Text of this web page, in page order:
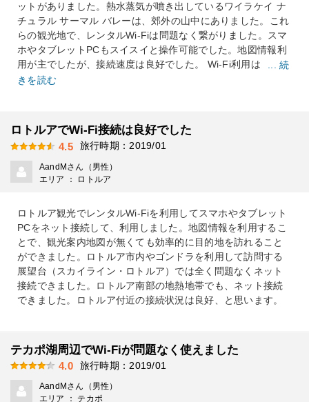
ットがありました。熱水蒸気が噴き出しているワイラケイ ナ
チュラル サーマル バレーは、郊外の山中にありました。これ
らの観光地で、レンタルWi-Fiは問題なく繋がりました。スマ
ホやタブレットPCもスイスイと操作可能でした。地図情報利
用が主でしたが、接続速度は良好でした。 Wi-Fi利用は
... 続
きを読む
ロトルアでWi-Fi接続は良好でした
4.5 旅行時期：2019/01
AandMさん（男性）
エリア ： ロトルア
ロトルア観光でレンタルWi-Fiを利用してスマホやタブレット
PCをネット接続して、利用しました。地図情報を利用するこ
とで、観光案内地図が無くても効率的に目的地を訪れること
ができました。ロトルア市内やゴンドラを利用して訪問する
展望台（スカイライン・ロトルア）では全く問題なくネット
接続できました。ロトルア南部の地熱地帯でも、ネット接続
できました。ロトルア付近の接続状況は良好、と思います。
テカポ湖周辺でWi-Fiが問題なく使えました
4.0 旅行時期：2019/01
AandMさん（男性）
エリア ： テカポ